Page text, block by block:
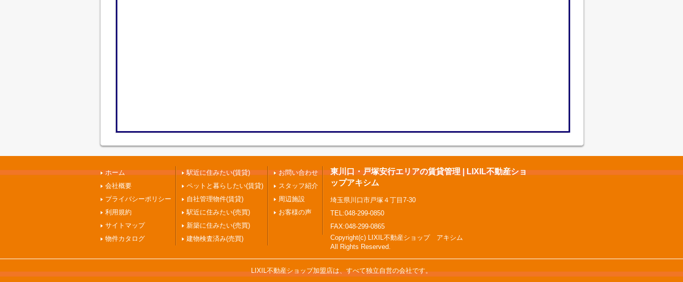
ホーム
会社概要
プライバシーポリシー
利用規約
サイトマップ
物件カタログ
駅近に住みたい(賃貸)
ペットと暮らしたい(賃貸)
自社管理物件(賃貸)
駅近に住みたい(売買)
新築に住みたい(売買)
建物検査済み(売買)
お問い合わせ
スタッフ紹介
周辺施設
お客様の声
東川口・戸塚安行エリアの賃貸管理 | LIXIL不動産ショ
ップアキシム
埼玉県川口市戸塚４丁目7-30
TEL:048-299-0850
FAX:048-299-0865
Copyright(c) LIXIL不動産ショップ アキシム
All Rights Reserved.
LIXIL不動産ショップ加盟店は、すべて独立自営の会社です。